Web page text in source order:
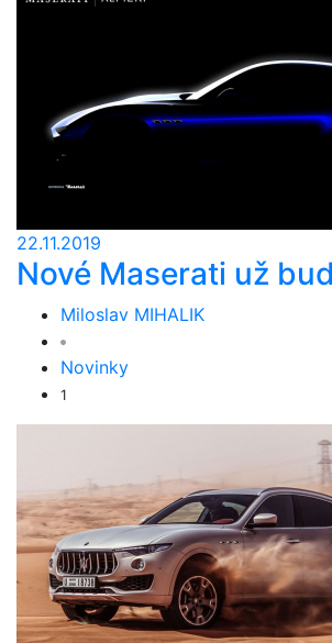
22.11.2019
Nové Maserati už
Miloslav MIHALIK
Novinky
1